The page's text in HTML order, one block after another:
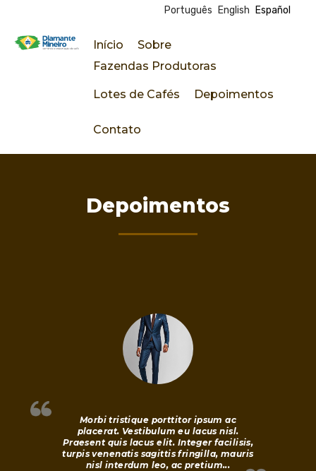
contenido
principal
Português English Español
C
Início
Sobre
Fazendas Produtoras
Lotes de Cafés Depoimentos
Contato
Depoimentos
Morbi tristique porttitor ipsum ac
placerat. Vestibulum eu lacus nisl.
Praesent quis lacus elit. Integer facilisis,
turpis venenatis sagittis fringilla, mauris
nisl interdum leo, ac pretium...